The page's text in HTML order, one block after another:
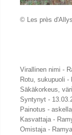
© Les près d'Allys
Virallinen nimi -
Rotu, sukupuoli -
Säkäkorkeus,
Syntynyt -
Painotus -
Kasvattaja -
Omistaja -